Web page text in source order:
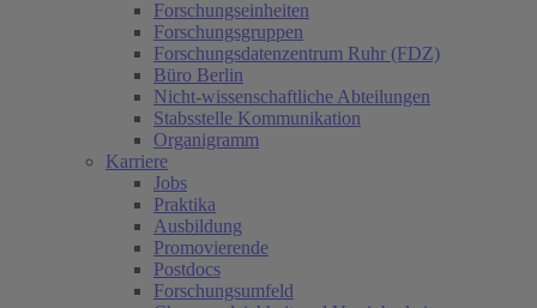
Forschungseinheiten
Forschungsgruppen
Forschungsdatenzentrum Ruhr (FDZ)
Büro Berlin
Nicht-wissenschaftliche Abteilungen
Stabsstelle Kommunikation
Organigramm
Karriere
Jobs
Praktika
Ausbildung
Promovierende
Postdocs
Forschungsumfeld